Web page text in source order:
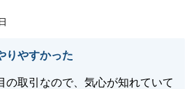
りやすかった
の取引なので、気心が知れていて